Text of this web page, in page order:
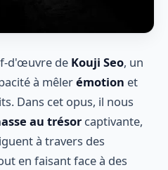
d'œuvre de Kouji Seo, un
à mêlerémotion et
Dans cet opus, il nous
au trésor captivante,
à travers des
en faisant face à des